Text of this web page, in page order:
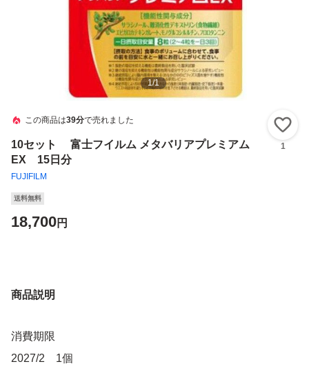
1/1
この商品は39分で売れました
10セット 富士フイルム メタバリアプレミアム
EX 15日分
FUJIFILM
1
送料無料
18,700円
商品説明
消費期限
2027/2 1個